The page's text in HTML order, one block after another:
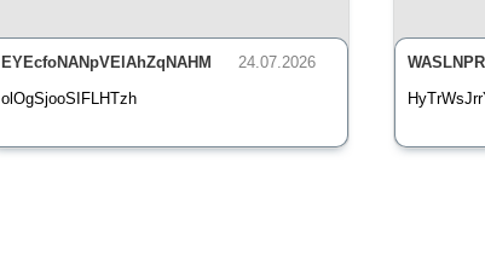
24.07.2026
EYEcfoNANpVElAhZqNAHM
olOgSjooSIFLHTzh